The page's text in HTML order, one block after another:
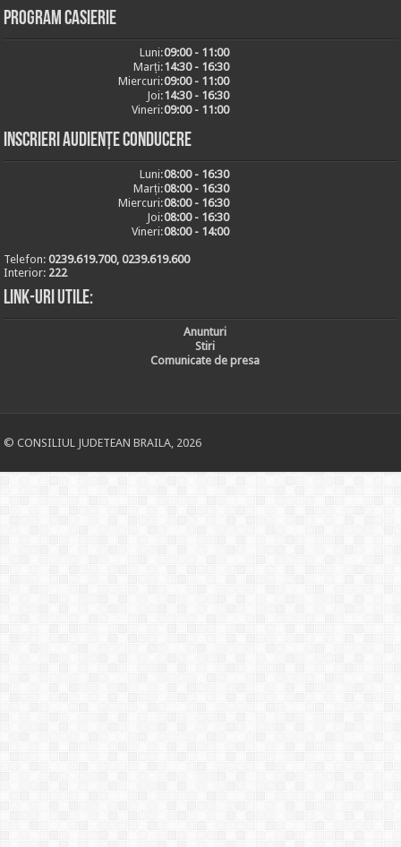
Program casierie
Luni:09:00 - 11:00
Marți:14:30 - 16:30
Miercuri:09:00 - 11:00
Joi:14:30 - 16:30
Vineri:09:00 - 11:00
Inscrieri audiențe conducere
Luni:08:00 - 16:30
Marți:08:00 - 16:30
Miercuri:08:00 - 16:30
Joi:08:00 - 16:30
Vineri:08:00 - 14:00
Telefon:0239.619.700, 0239.619.600
Interior: 222
Link-uri utile:
Anunturi
Stiri
Comunicate de presa
© CONSILIUL JUDETEAN BRAILA, 2026